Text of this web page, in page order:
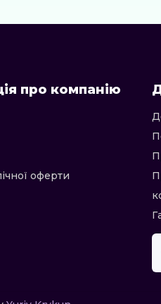
про компанію
оферти